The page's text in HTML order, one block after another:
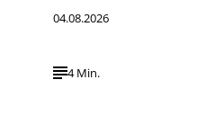
04.08.2026
4 Min.